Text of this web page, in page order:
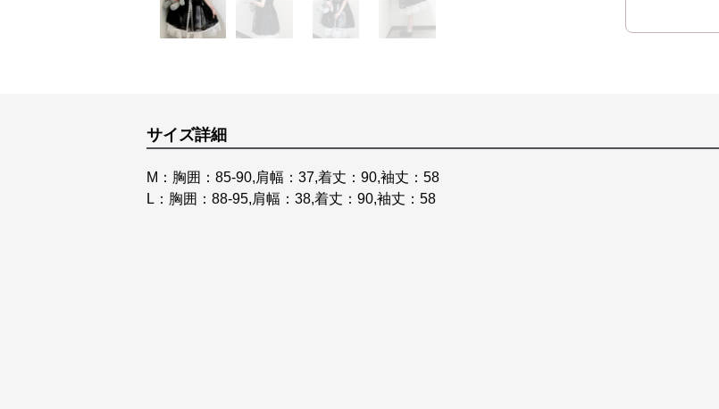
サイズ詳細
M：胸囲：85-90,肩幅：37,着丈：90,袖丈：58
L：胸囲：88-95,肩幅：38,着丈：90,袖丈：58